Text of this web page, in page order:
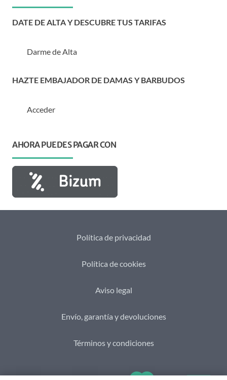
DATE DE ALTA Y DESCUBRE TUS TARIFAS
Darme de Alta
HAZTE EMBAJADOR DE DAMAS Y BARBUDOS
Acceder
AHORA PUEDES PAGAR CON
Política de privacidad
Política de cookies
Aviso legal
Envío, garantía y devoluciones
Términos y condiciones